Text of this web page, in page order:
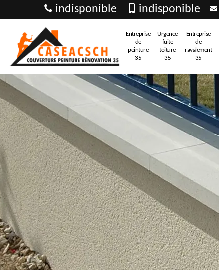
indisponible indisponible
Entreprise
de
peinture
35
Urgence
fuite
toiture
35
Entreprise
de
ravalement
35